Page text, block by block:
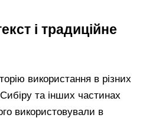
і традиційне
використання в різних
та інших частинах
використовували в